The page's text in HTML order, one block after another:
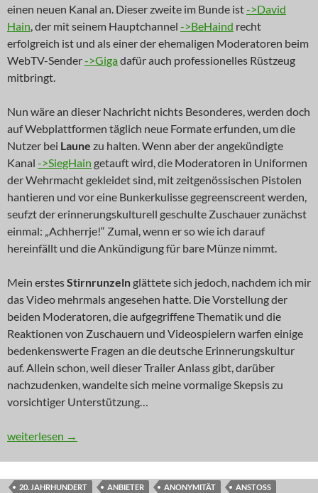
einen neuen Kanal an. Dieser zweite im Bunde ist->David
Hain, der mit seinem Hauptchannel ->BeHaind recht
erfolgreich ist und als einer der ehemaligen Moderatoren beim
WebTV-Sender->Gigadafür auch professionelles Rüstzeug
mitbringt.
Nun wäre an dieser Nachricht nichts Besonderes, werden doch
auf Webplattformen täglich neue Formate erfunden, um die
Nutzer bei Laune zu halten. Wenn aber der angekündigte
Kanal ->SiegHain getauft wird, die Moderatoren in Uniformen
der Wehrmacht gekleidet sind, mit zeitgenössischen Pistolen
hantieren und vor eine Bunkerkulisse gegreenscreent werden,
seufzt der erinnerungskulturell geschulte Zuschauer zunächst
einmal: „Achherrje!“ Zumal, wenn er so wie ich darauf
hereinfällt und die Ankündigung für bare Münze nimmt.
Mein erstesStirnrunzeln glättete sich jedoch, nachdem ich mir
das Video mehrmals angesehen hatte. Die Vorstellung der
beiden Moderatoren, die aufgegriffene Thematik und die
Reaktionen von Zuschauern und Videospielern warfen einige
bedenkenswerte Fragen an die deutsche Erinnerungskultur
auf. Allein schon, weil dieser Trailer Anlass gibt, darüber
nachzudenken, wandelte sich meine vormalige Skepsis zu
vorsichtiger Unterstützung…
KOMMENTAR: Bunkermentalitäten
weiterlesen →
20. JAHRHUNDERT ANBIETER ANONYMITÄT
ANSTOSS